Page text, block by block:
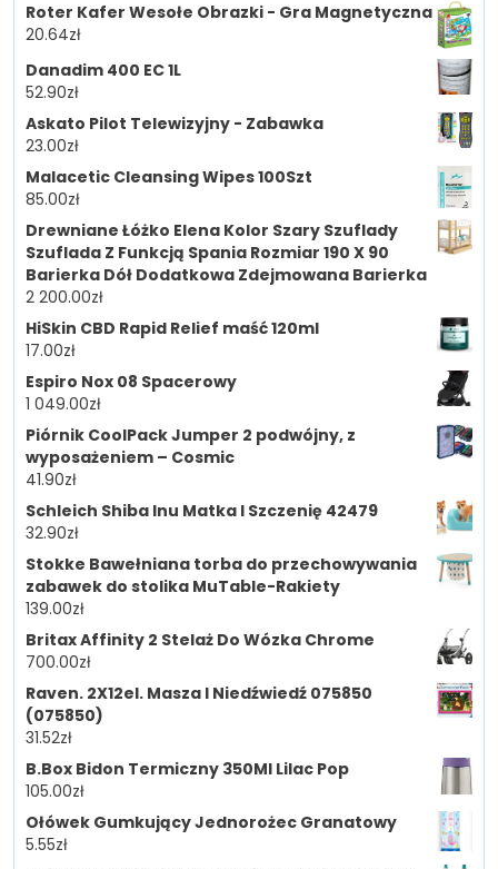
Roter Kafer Wesołe Obrazki - Gra Magnetyczna
20.64zł
Danadim 400 EC 1L
52.90zł
Askato Pilot Telewizyjny - Zabawka
23.00zł
Malacetic Cleansing Wipes 100Szt
85.00zł
Drewniane Łóżko Elena Kolor Szary Szuflady
Szuflada Z Funkcją Spania Rozmiar 190 X 90
Barierka Dół Dodatkowa Zdejmowana Barierka
2 200.00zł
HiSkin CBD Rapid Relief maść 120ml
17.00zł
Espiro Nox 08 Spacerowy
1 049.00zł
Piórnik CoolPack Jumper 2 podwójny, z
wyposażeniem – Cosmic
41.90zł
Schleich Shiba Inu Matka I Szczenię 42479
32.90zł
Stokke Bawełniana torba do przechowywania
zabawek do stolika MuTable-Rakiety
139.00zł
Britax Affinity 2 Stelaż Do Wózka Chrome
700.00zł
Raven. 2X12el. Masza I Niedźwiedź 075850
(075850)
31.52zł
B.Box Bidon Termiczny 350Ml Lilac Pop
105.00zł
Ołówek Gumkujący Jednorożec Granatowy
5.55zł